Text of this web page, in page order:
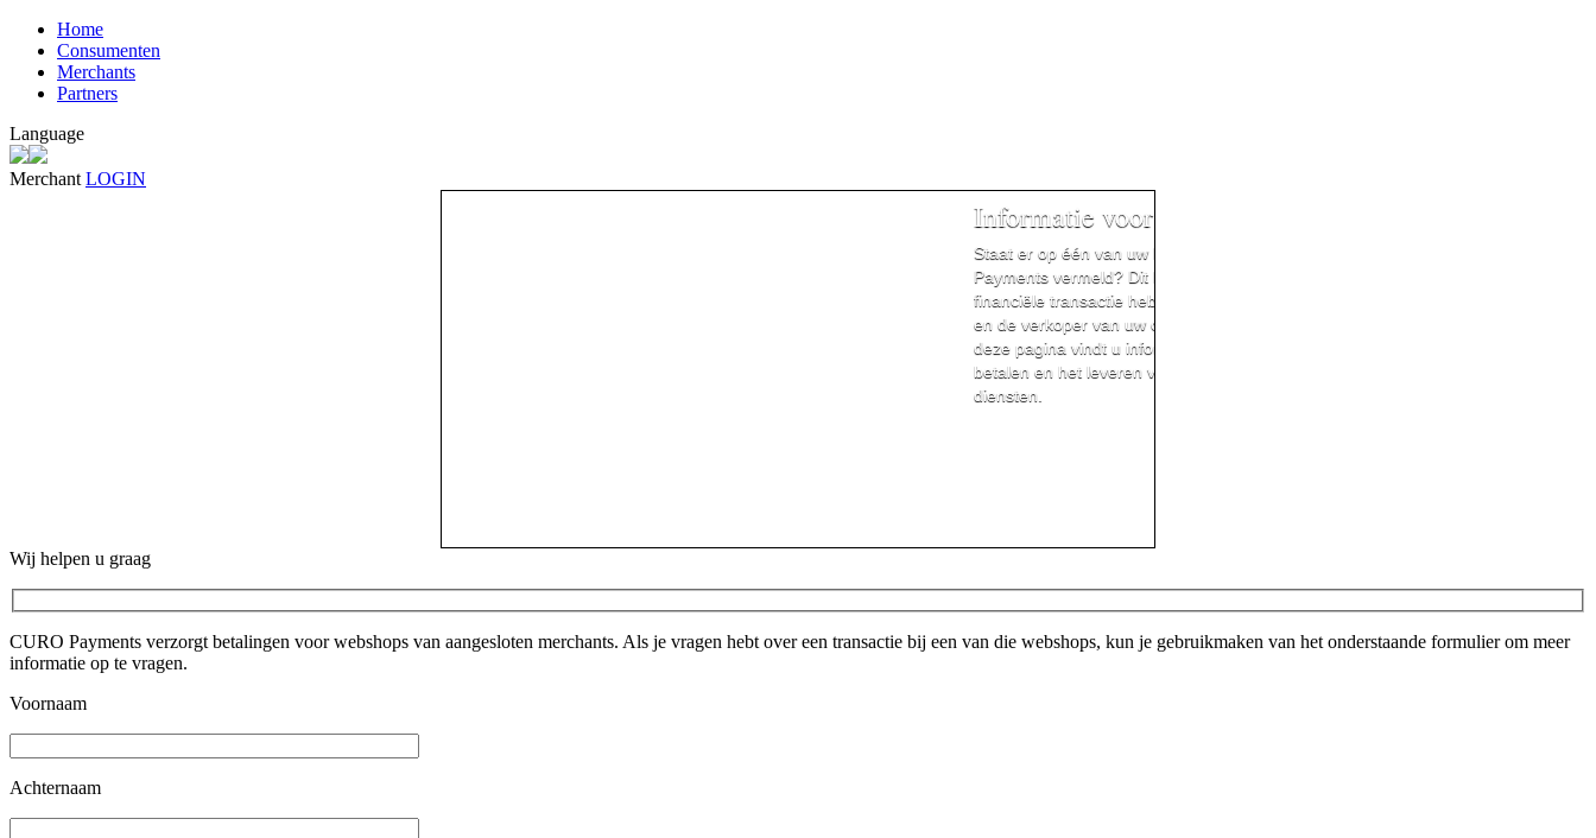
Home
Consumenten
Merchants
Partners
Language
Merchant LOGIN
Informatie voor Consumenten
Staat er op één van uw bankafschriften CURO
Payments vermeld? Dit betekent dat wij een
financiële transactie hebben verzorgd tussen u
en de verkoper van uw online aankoop. Op
deze pagina vindt u informatie over online
betalen en het leveren van goederen en
diensten.
Wij helpen u graag
CURO Payments verzorgt betalingen voor webshops van aangesloten merchants. Als je vragen hebt over een transactie bij een van die webshops, kun je gebruikmaken van het onderstaande formulier om meer
informatie op te vragen.
Voornaam
Achternaam